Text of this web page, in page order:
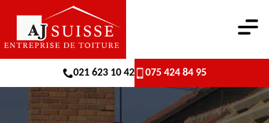
021 623 10 42 075 424 84 95